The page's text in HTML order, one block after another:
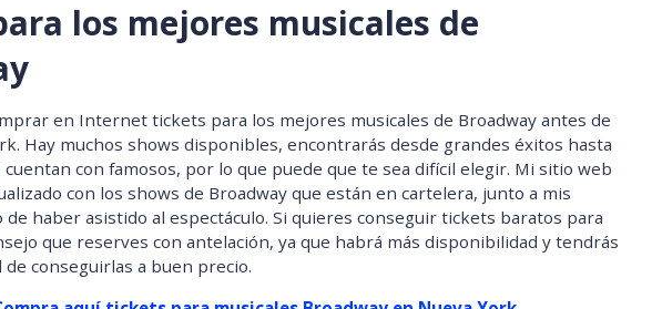
los mejores musicales de
en Internet tickets para los mejores musicales de Broadway antes de
Hay muchos shows disponibles, encontrarás desde grandes éxitos hasta
cuentan con famosos, por lo que puede que te sea difícil elegir. Mi sitio web
con los shows de Broadway que están en cartelera, junto a mis
de haber asistido al espectáculo. Si quieres conseguir tickets baratos para
que reserves con antelación, ya que habrá más disponibilidad y tendrás
conseguirlas a buen precio.